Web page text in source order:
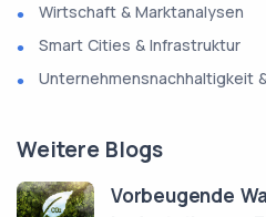
Wirtschaft & Marktanalysen
Smart Cities & Infrastruktur
Unternehmensnachhaltigkeit
Weitere Blogs
Vorbeugende